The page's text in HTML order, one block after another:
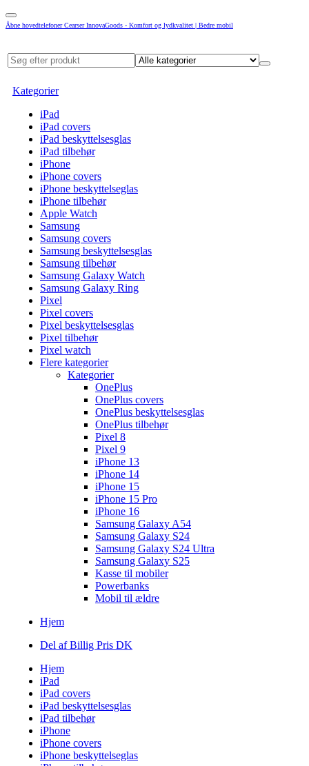
Åbne hovedtelefoner Cearser InnovaGoods - Komfort og lydkvalitet | Bedre mobil
Kategorier
iPad
iPad covers
iPad beskyttelsesglas
iPad tilbehør
iPhone
iPhone covers
iPhone beskyttelseglas
iPhone tilbehør
Apple Watch
Samsung
Samsung covers
Samsung beskyttelsesglas
Samsung tilbehør
Samsung Galaxy Watch
Samsung Galaxy Ring
Pixel
Pixel covers
Pixel beskyttelsesglas
Pixel tilbehør
Pixel watch
Flere kategorier
Kategorier
OnePlus
OnePlus covers
OnePlus beskyttelsesglas
OnePlus tilbehør
Pixel 8
Pixel 9
iPhone 13
iPhone 14
iPhone 15
iPhone 15 Pro
iPhone 16
Samsung Galaxy A54
Samsung Galaxy S24
Samsung Galaxy S24 Ultra
Samsung Galaxy S25
Kasse til mobiler
Powerbanks
Mobil til ældre
Hjem
Del af Billig Pris DK
Hjem
iPad
iPad covers
iPad beskyttelsesglas
iPad tilbehør
iPhone
iPhone covers
iPhone beskyttelseglas